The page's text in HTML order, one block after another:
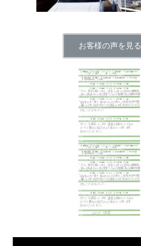
お客様の声を見る